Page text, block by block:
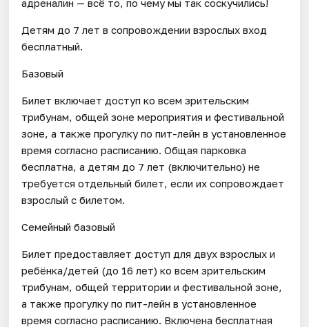
адреналин — всё то, по чему мы так соскучились!
Детям до 7 лет в сопровождении взрослых вход
бесплатный.
Базовый
Билет включает доступ ко всем зрительским
трибунам, общей зоне мероприятия и фестивальной
зоне, а также прогулку по пит-лейн в установленное
время согласно расписанию. Общая парковка
бесплатна, а детям до 7 лет (включительно) не
требуется отдельный билет, если их сопровождает
взрослый с билетом.
Семейный базовый
Билет предоставляет доступ для двух взрослых и
ребёнка/детей (до 16 лет) ко всем зрительским
трибунам, общей территории и фестивальной зоне,
а также прогулку по пит-лейн в установленное
время согласно расписанию. Включена бесплатная